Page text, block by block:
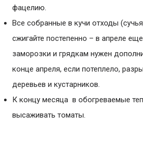
фацелию.
Все собранные в кучи отходы
сжигайте постепенно – в апреле
заморозки и грядкам нужен
конце апреля, если потеплело,
деревьев и кустарников.
К концу месяца в обогреваемые
высаживать томаты.